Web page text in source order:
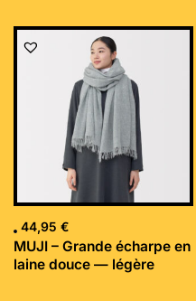
44,95 €
MUJI – Grande écharpe en
laine douce — légère